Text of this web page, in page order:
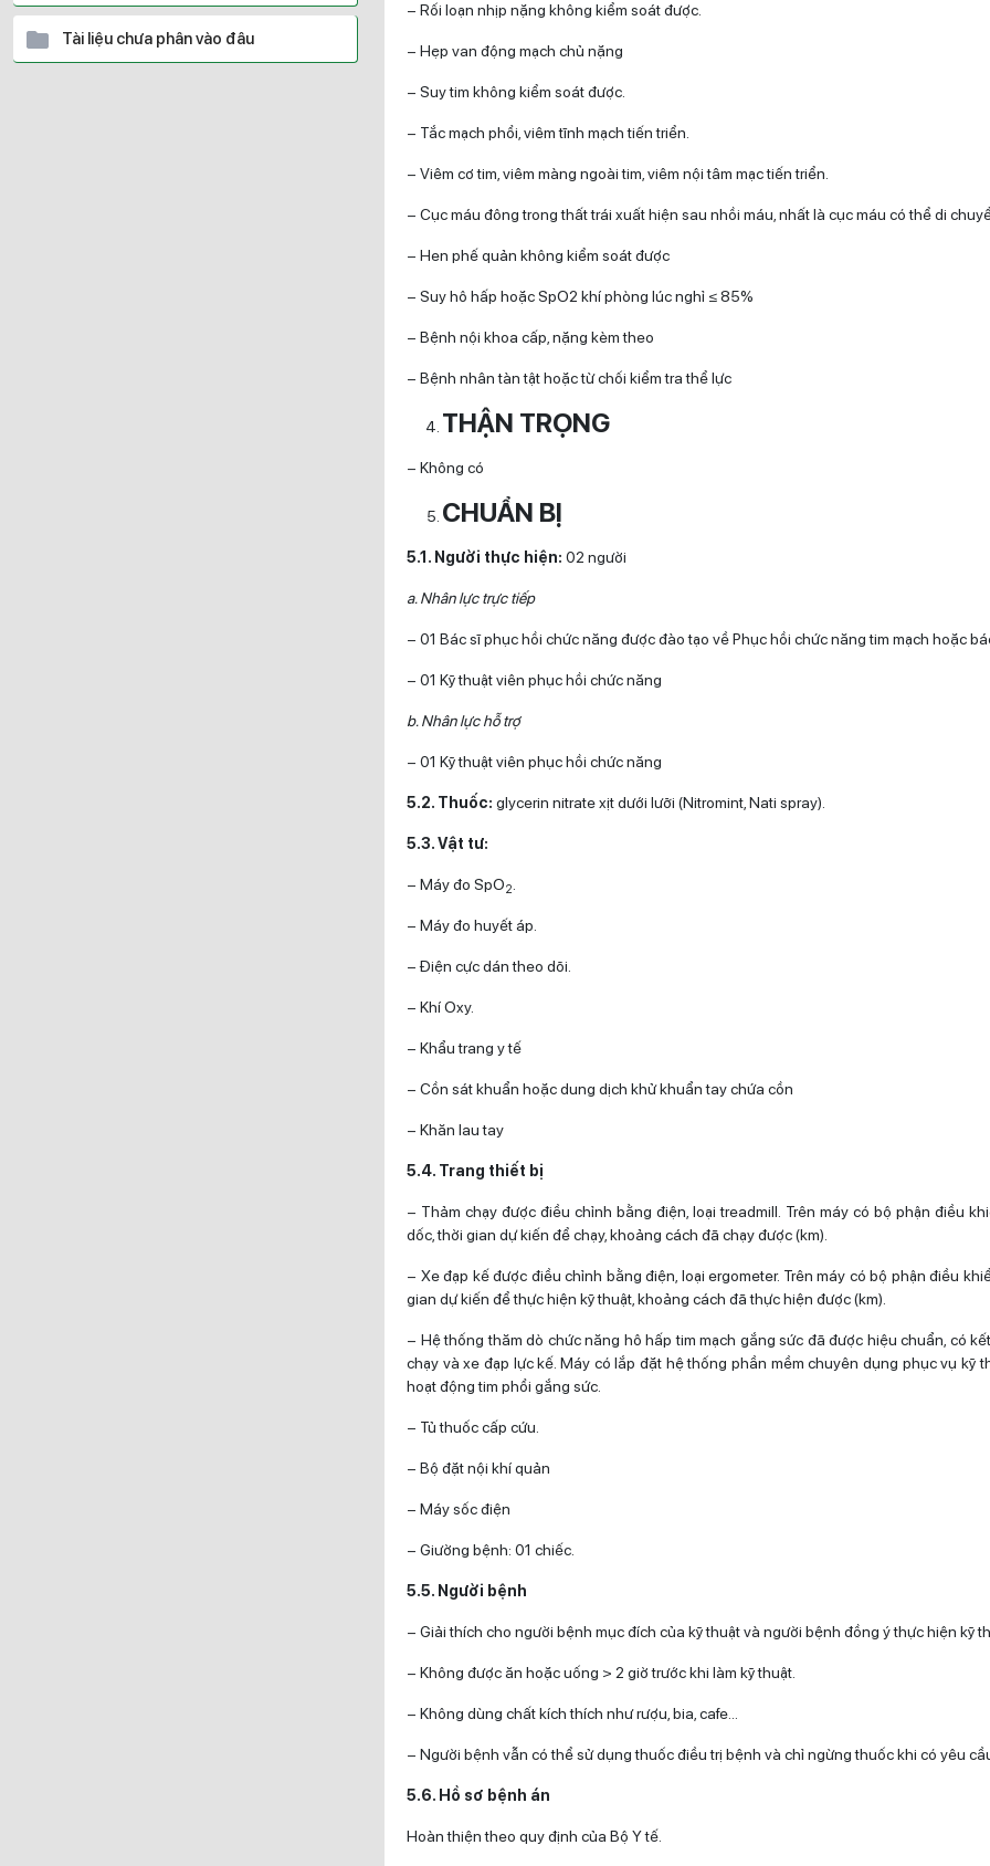
Tài liệu chưa phân vào đâu
– Rối loạn nhịp nặng không kiểm soát được.
– Hẹp van động mạch chủ nặng
– Suy tim không kiểm soát được.
– Tắc mạch phổi, viêm tĩnh mạch tiến triển.
– Viêm cơ tim, viêm màng ngoài tim, viêm nội tâm mạc tiến triển.
– Cục máu đông trong thất trái xuất hiện sau nhồi máu, nhất là cục máu có thể di
– Hen phế quản không kiểm soát được
– Suy hô hấp hoặc SpO2 khí phòng lúc nghỉ ≤ 85%
– Bệnh nội khoa cấp, nặng kèm theo
– Bệnh nhân tàn tật hoặc từ chối kiểm tra thể lực
THẬN TRỌNG
– Không có
CHUẨN BỊ
5.1. Người thực hiện: 02 người
a. Nhân lực trực tiếp
– 01 Bác sĩ phục hồi chức năng được đào tạo về Phục hồi chức năng tim mạch hoặc
– 01 Kỹ thuật viên phục hồi chức năng
b. Nhân lực hỗ trợ
– 01 Kỹ thuật viên phục hồi chức năng
5.2. Thuốc: glycerin nitrate xịt dưới lưỡi (Nitromint, Nati spray).
5.3. Vật tư:
– Máy đo SpO2
– Máy đo huyết áp.
– Điện cực dán theo dõi.
– Khí Oxy.
– Khẩu trang y tế
– Cồn sát khuẩn hoặc dung dịch khử khuẩn tay chứa cồn
– Khăn lau tay
5.4. Trang thiết bị
– Thảm chạy được điều chỉnh bằng điện, loại treadmill. Trên máy có bộ phận điều
dốc, thời gian dự kiến để chạy, khoảng cách đã chạy được (km).
– Xe đạp kế được điều chỉnh bằng điện, loại ergometer. Trên máy có bộ phận điều
gian dự kiến để thực hiện kỹ thuật, khoảng cách đã thực hiện được (km).
– Hệ thống thăm dò chức năng hô hấp tim mạch gắng sức đã được hiệu chuẩn, có
chạy và xe đạp lực kế. Máy có lắp đặt hệ thống phần mềm chuyên dụng phục vụ kỹ
hoạt động tim phổi gắng sức.
– Tủ thuốc cấp cứu.
– Bộ đặt nội khí quản
– Máy sốc điện
– Giường bệnh: 01 chiếc.
5.5. Người bệnh
– Giải thích cho người bệnh mục đích của kỹ thuật và người bệnh đồng ý thực hiện kỹ
– Không được ăn hoặc uống > 2 giờ trước khi làm kỹ thuật.
– Không dùng chất kích thích như rượu, bia, cafe…
– Người bệnh vẫn có thể sử dụng thuốc điều trị bệnh và chỉ ngừng thuốc khi có yêu
5.6. Hồ sơ bệnh án
Hoàn thiện theo quy định của Bộ Y tế.